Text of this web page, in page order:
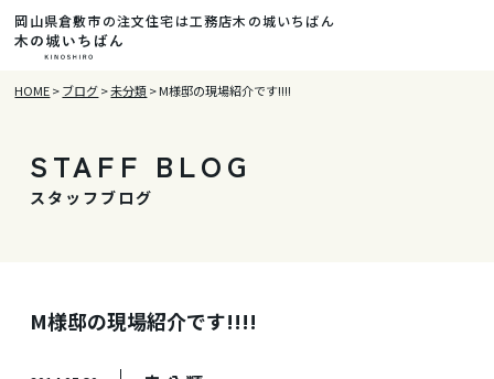
岡山県倉敷市の注文住宅は工務店木の城いちばん
HOME>ブログ>未分類>M様邸の現場紹介です!!!!
STAFF BLOG
スタッフブログ
M様邸の現場紹介です!!!!